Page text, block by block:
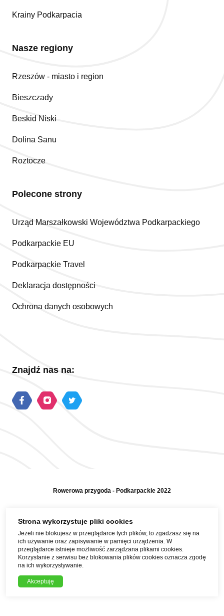
Krainy Podkarpacia
Nasze regiony
Rzeszów - miasto i region
Bieszczady
Beskid Niski
Dolina Sanu
Roztocze
Polecone strony
Urząd Marszałkowski Województwa Podkarpackiego
Podkarpackie EU
Podkarpackie Travel
Deklaracja dostępności
Ochrona danych osobowych
Znajdź nas na:
Rowerowa przygoda - Podkarpackie 2022
Mapa strony
Pomoc i kontakt
Strona wykorzystuje pliki cookies
Jeżeli nie blokujesz w przeglądarce tych plików, to zgadzasz się na
ich używanie oraz zapisywanie w pamięci urządzenia. W
przeglądarce istnieje możliwość zarządzana plikami cookies.
Korzystanie z serwisu bez blokowania plików cookies oznacza zgodę
na ich wykorzystywanie.
Akceptuję